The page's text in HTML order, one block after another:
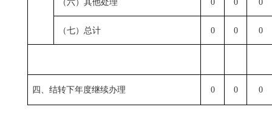
（六）其他处理 0 0 0
（七）总计 0 0 0
四、结转下年度继续办理 0 0 0